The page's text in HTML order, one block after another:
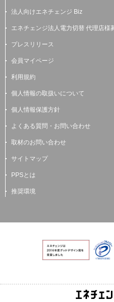
法人向けエネチェンジ Biz
エネチェンジ法人電力切替 代理店様
プレスリリース
会員マイページ
利用規約
個人情報の取扱いについて
個人情報保護方針
よくある質問・お問い合わせ
取材のお問い合わせ
サイトマップ
PPSとは
推奨環境